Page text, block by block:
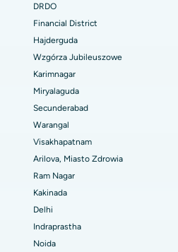
w Guwahati
Indore
Main Road, Kakinada
Circular Road w Kalkucie
biznesowej Belapur, Navi Mumbai
Nashik
Hajdarabad
stawu kolanowego
DRDO
Financial District
Hajderguda
Wzgórza Jubileuszowe
Karimnagar
Miryalaguda
Secunderabad
Warangal
Visakhapatnam
Arilova, Miasto Zdrowia
Ram Nagar
Kakinada
Delhi
Indraprastha
Noida